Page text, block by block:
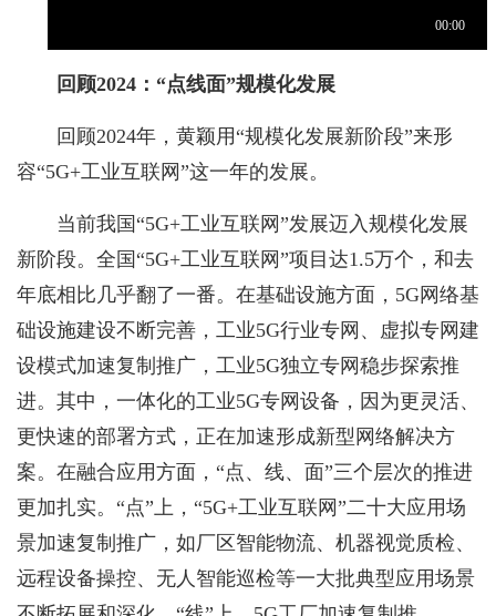
回顾2024：“点线面”规模化发展
回顾2024年，黄颖用“规模化发展新阶段”来形
容“5G+工业互联网”这一年的发展。
当前我国“5G+工业互联网”发展迈入规模化发展
新阶段。全国“5G+工业互联网”项目达1.5万个，和去
年底相比几乎翻了一番。在基础设施方面，5G网络基
础设施建设不断完善，工业5G行业专网、虚拟专网建
设模式加速复制推广，工业5G独立专网稳步探索推
进。其中，一体化的工业5G专网设备，因为更灵活、
更快速的部署方式，正在加速形成新型网络解决方
案。在融合应用方面，“点、线、面”三个层次的推进
更加扎实。“点”上，“5G+工业互联网”二十大应用场
景加速复制推广，如厂区智能物流、机器视觉质检、
远程设备操控、无人智能巡检等一大批典型应用场景